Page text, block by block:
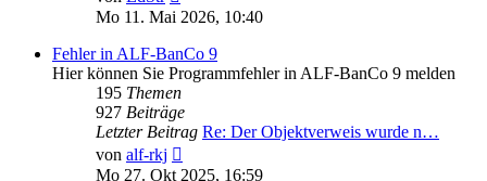
Beitrag
Mo 11. Mai 2026, 10:40
Fehler in ALF-BanCo 9
Hier können Sie Programmfehler in ALF-BanCo 9 melden
195 Themen
927 Beiträge
Letzter Beitrag Re: Der Objektverweis wurde n…
von alf-rkj
Beitrag
Mo 27. Okt 2025, 16:59